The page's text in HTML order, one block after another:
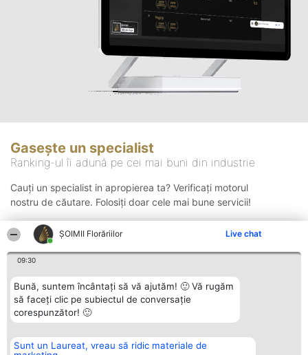
ȘOIMII Florăriilor Live chat
09:30
Bună, suntem încântați să vă ajutăm! 🙂 Vă rugăm
să faceți clic pe subiectul de conversație
corespunzător! 🙂
Sunt un Laureat, vreau să ridic materiale de
Gasește un specialist
Ranking-ul îi adună pe cei mai buni din industrie
Cauți un specialist in apropierea ta? Verificați motorul
nostru de căutare. Folosiți doar cele mai bune servicii!
Organizator Ranking Plebiscyt Contact